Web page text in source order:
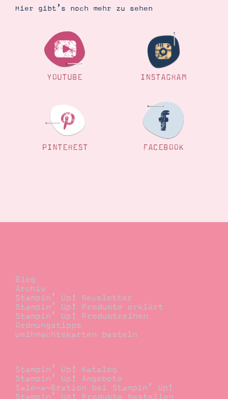
Hier gibt’s noch mehr zu sehen
YOUTUBE INSTAGRAM
PINTEREST FACEBOOK
Blog
Archiv
Stampin’ Up! Newsletter
Stampin’ Up! Produkte erklärt
Stampin’ Up! Produktreihen
Ordnungstipps
Weihnachtskarten basteln
Stampin’ Up! Katalog
Stampin’ Up! Angebote
Sale-a-Bration bei Stampin’ Up!
Stampin’ Up! Produkte bestellen